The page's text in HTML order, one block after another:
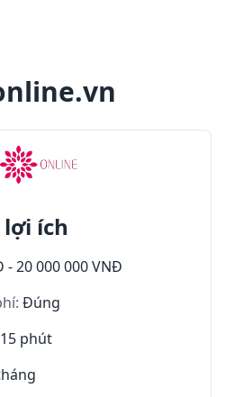
ích
- 20 000 000 VNĐ
Đúng
15 phút